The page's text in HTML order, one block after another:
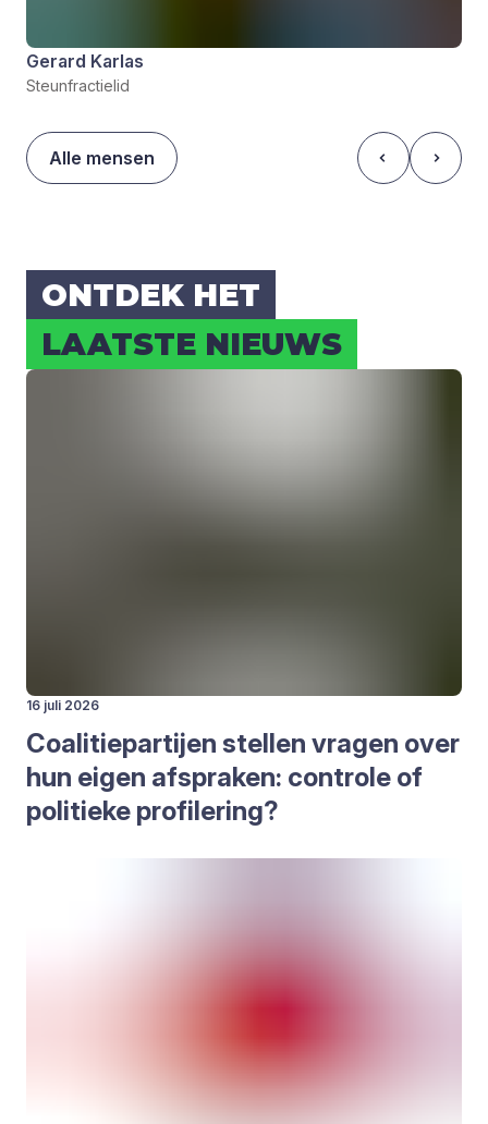
Gerard Karlas
Steunfractielid
Alle mensen
ONT­DEK HET
LAAT­STE NIEUWS
16 juli 2026
Coa­li­tie­par­tij­en stel­len vra­gen over
hun eigen afspra­ken: con­tro­le of
poli­tie­ke pro­fi­le­ring?